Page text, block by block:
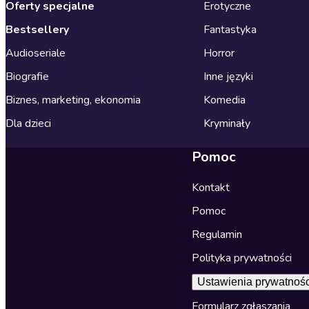
Oferty specjalne
Bestsellery
Audioseriale
Biografie
Biznes, marketing, ekonomia
Dla dzieci
Erotyczne
Fantastyka
Horror
Inne języki
Komedia
Kryminały
Pomoc
Kontakt
Pomoc
Regulamin
Polityka prywatności
Ustawienia